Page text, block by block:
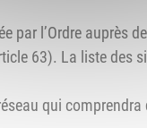
par l’Ordre auprès
63). La liste des
qui